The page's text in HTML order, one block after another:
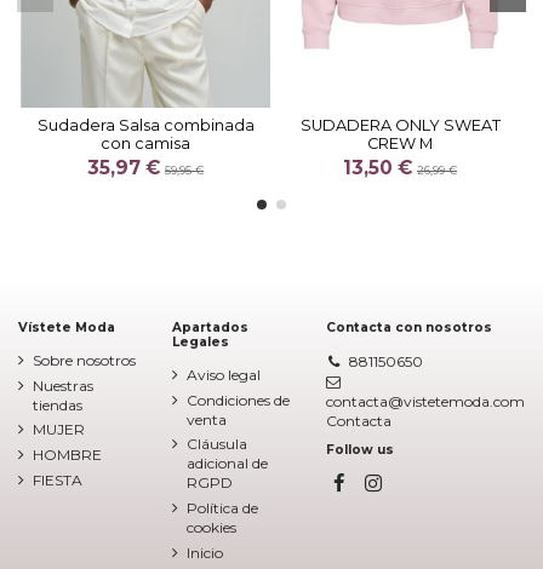
Sudadera Salsa combinada
con camisa
35,97 € 59,95 €
SUDADERA ONLY SWEAT
CREW M
13,50 € 26,99 €
Vístete Moda
Sobre nosotros
Nuestras
tiendas
MUJER
HOMBRE
FIESTA
Apartados
Legales
Aviso legal
Condiciones de
venta
Cláusula
adicional de
RGPD
Política de
cookies
Inicio
Contacta con nosotros
881150650
contacta@vistetemoda.com
Contacta
Follow us